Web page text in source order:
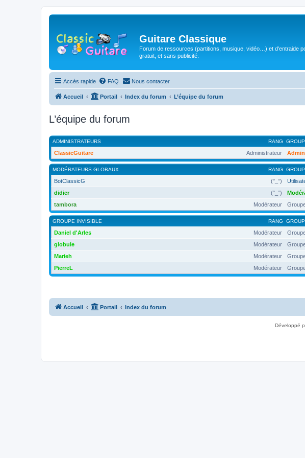
Guitare Classique
Forum de ressources (partitions, musique, vidéo…) et d'entraide
gratuit, et sans publicité.
Accès rapide FAQ Nous contacter
Accueil Portail Index du forum L’équipe du forum
L’équipe du forum
RANG
ADMINISTRATEURS
Administrateur
ClassicGuitare
RANG
MODÉRATEURS GLOBAUX
(°_°)
BotClassicG
(°_°)
didier
Modérateur
tambora
RANG
GROUPE INVISIBLE
Modérateur
Daniel d'Arles
Modérateur
globule
Modérateur
Marieh
Modérateur
PierreL
Accueil Portail Index du forum
Développé